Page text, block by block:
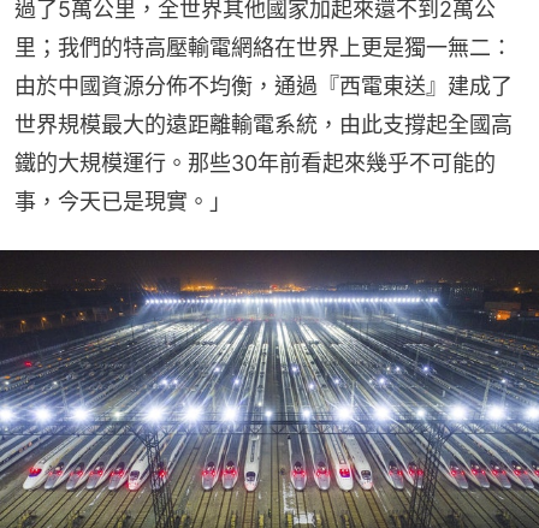
過了5萬公里，全世界其他國家加起來還不到2萬公
里；我們的特高壓輸電網絡在世界上更是獨一無二：
由於中國資源分佈不均衡，通過『西電東送』建成了
世界規模最大的遠距離輸電系統，由此支撐起全國高
鐵的大規模運行。那些30年前看起來幾乎不可能的
事，今天已是現實。」